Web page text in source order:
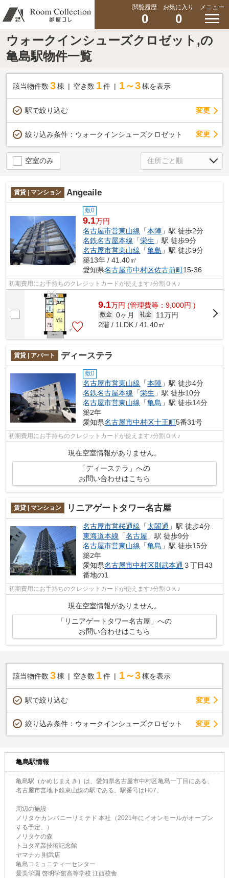
閲覧履歴
0
お気に入り
0
メニュー
ウォークインシューズクロゼット,の
亀島駅物件一覧
該当物件数 3棟 空き数 1 件 1～3 棟を表示
駅で絞り込む 変更
絞り込み条件： ウォークインシューズクロゼット 変更
空室のみ
賃貸 | マンション Angeaile
敷0
9.1万円
名古屋市営東山線 「本陣 」駅 徒歩2分
名鉄名古屋本線 「栄生 」駅 徒歩9分
名古屋市営東山線 「亀島 」駅 徒歩9分
築13年 / 41.40㎡
愛知県名古屋市中村区佐古前町15-36
初期費用にお手持ちのクレジットカードが使えます♪分割ＯＫ♪
9.1万円 (管理費等：9,000円 )
敷金 0ヶ月 礼金
11万円
2階 / 1LDK / 41.40㎡
賃貸 | アパート ディーステラ
敷0
名古屋市営東山線 「本陣 」駅 徒歩4分
名鉄名古屋本線 「栄生 」駅 徒歩10分
名古屋市営東山線 「亀島 」駅 徒歩14分
築2年
愛知県名古屋市中村区十王町5番31号
初期費用にお手持ちのクレジットカードが使えます♪分割ＯＫ♪
現在空室情報がありません。
「ディーステラ」への
お問い合わせはこちら
賃貸 | マンション リニアゲートタワー名古屋
名古屋市営桜通線 「太閤通 」駅 徒歩4分
東海道本線 「名古屋 」駅 徒歩9分
名古屋市営東山線 「亀島 」駅 徒歩15分
築2年
愛知県名古屋市中村区則武本通 ３丁目43
番地の1
初期費用にお手持ちのクレジットカードが使えます♪分割ＯＫ♪
現在空室情報がありません。
「リニアゲートタワー名古屋」への
お問い合わせはこちら
該当物件数 3棟 空き数 1 件 1～3 棟を表示
駅で絞り込む 変更
絞り込み条件： ウォークインシューズクロゼット 変更
亀島駅情報
亀島駅（かめじまえき）は、愛知県名古屋市中村区亀島一丁目にある、
名古屋市営地下鉄東山線の駅である。駅番号はH07。
周辺の施設
ノリタケカンパニーリミテド 本社（2021年にイオンモールがオープン
する予定。）
ノリタケの森
トヨタ産業技術記念館
ヤマナカ 則武店
亀島コミュニティーセンター
愛美学園 啓明学館高等学校 江西校舎